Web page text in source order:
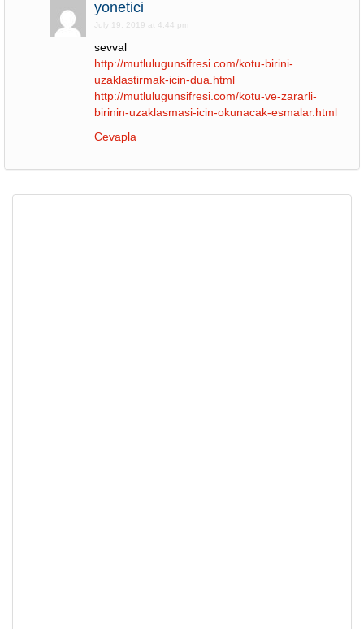
yonetici
July 19, 2019 at 4:44 pm
sevval
http://mutlulugunsifresi.com/kotu-birini-
uzaklastirmak-icin-dua.html
http://mutlulugunsifresi.com/kotu-ve-zararli-
birinin-uzaklasmasi-icin-okunacak-esmalar.html
Cevapla